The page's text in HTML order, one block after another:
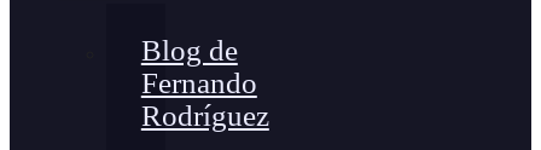
Blog de
Fernando
Rodríguez